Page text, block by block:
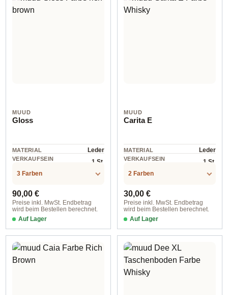
MUUD
Gloss
MATERIAL Leder
VERKAUFSEIN
1 St.
3 Farben
Regulärer Preis:
90,00 €
Preise inkl. MwSt. Endbetrag
wird beim Bestellen berechnet.
Auf Lager
4715 black
MUUD
Carita E
MATERIAL Leder
VERKAUFSEIN
1 St.
2 Farben
Regulärer Preis:
30,00 €
Preise inkl. MwSt. Endbetrag
wird beim Bestellen berechnet.
Auf Lager
4515 Black